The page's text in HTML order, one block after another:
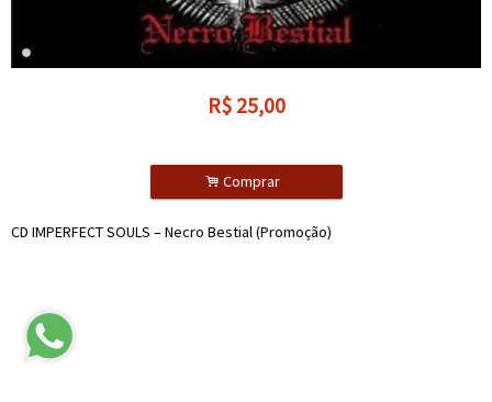
R$ 25,00
. Comprar
CD IMPERFECT SOULS – Necro Bestial (Promoção)